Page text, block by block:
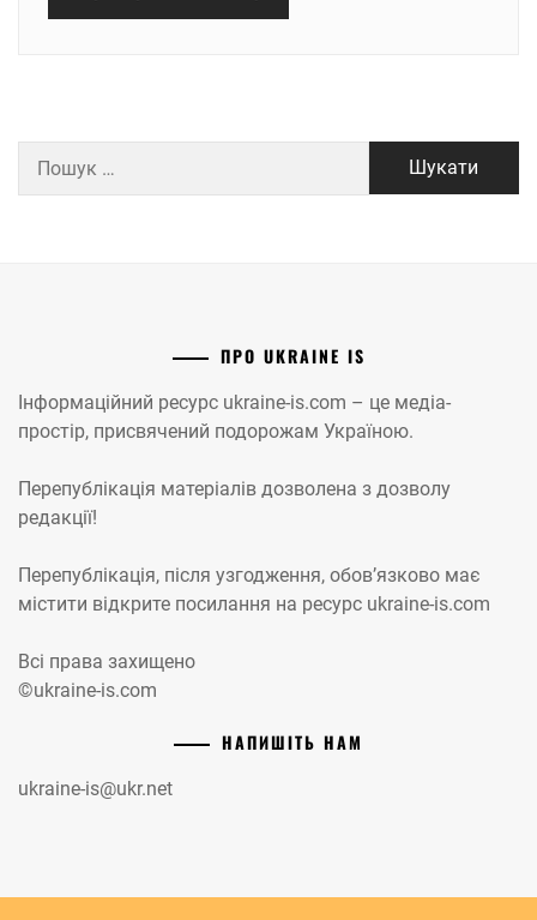
ПРО UKRAINE IS
Інформаційний ресурс ukraine-is.com – це медіа-
простір, присвячений подорожам Україною.
Перепублікація матеріалів дозволена з дозволу
редакції!
Перепублікація, після узгодження, обов’язково має
містити відкрите посилання на ресурс ukraine-is.com
Всі права захищено
©ukraine-is.com
НАПИШІТЬ НАМ
ukraine-is@ukr.net